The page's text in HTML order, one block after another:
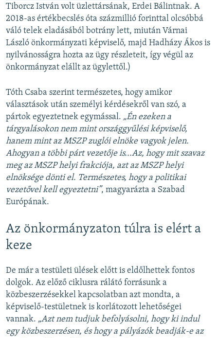
Tiborcz István volt üzlettársának, Erdei Bálintnak. A
2018-as értékbecslés óta százmillió forinttal olcsóbbá
váló telek eladásából botrány lett, miután Várnai
László önkormányzati képviselő, majd Hadházy Ákos is
nyilvánosságra hozta az ügy részleteit, így végül az
önkormányzat elállt az ügylettől.)
Tóth Csaba szerint természetes, hogy amikor
választások után személyi kérdésekről van szó, a
pártok egyeztetnek egymással. „Én ezeken a
tárgyalásokon nem mint országgyűlési képviselő,
hanem mint az MSZP zuglói elnöke vagyok jelen.
Ahogyan a többi párt vezetője is...Az, hogy mit szavaz
meg az MSZP helyi frakciója, azt az MSZP helyi
elnöksége dönti el. Természetes, hogy a politikai
vezetővel kell egyeztetni”, magyarázta a Szabad
Európának.
Az önkormányzaton túlra is elért a
keze
De már a testületi ülések előtt is eldőlhettek fontos
dolgok. Az előző ciklusra rálátó forrásunk a
közbeszerzésekkel kapcsolatban azt mondta, a
képviselő-testületnek is korlátozott lehetőségei
vannak. „Azt nem tudjuk befolyásolni, hogy ki indul
egy közbeszerzésen, és hogy a pályázók beadják-e az